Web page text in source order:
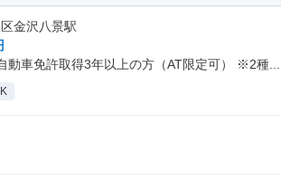
金沢八景駅
車免許取得3年以上の方（AT限定可） ※2種...